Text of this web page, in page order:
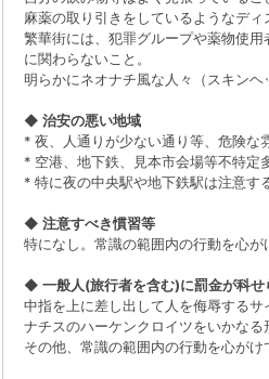
麻薬の取り引きをしているようなディ
繁華街には、犯罪グループや薬物使
に関わらないこと。
明らかにネオナチ風な人々（スキンヘ
◆ 治安の悪い地域
* 夜、人通りが少ない通り等、危険な
* 空港、地下鉄、見本市会場等不特定
* 特に夜の中央駅や地下鉄駅は注意す
◆ 注意すべき慣習等
特になし。常識の範囲内の行動を心が
◆ 一般人(旅行者を含む)に罰金が科せ
中指を上に差し出して人を侮辱するサ
ナチスのハーケンクロイツをいかなる
その他、常識の範囲内の行動を心がけ